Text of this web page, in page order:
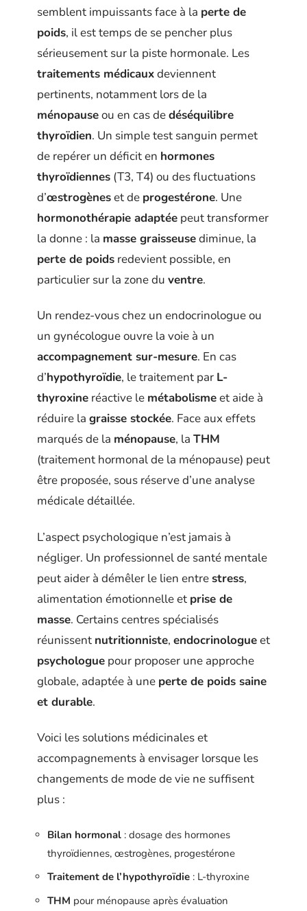
semblent impuissants face à la perte de
poids, il est temps de se pencher plus
sérieusement sur la piste hormonale. Les
traitements médicauxdeviennent
pertinents, notamment lors de la
ménopauseou en cas dedéséquilibre
thyroïdien. Un simple test sanguin permet
de repérer un déficit en hormones
thyroïdiennes (T3, T4) ou des fluctuations
d’œstrogèneset de progestérone. Une
hormonothérapie adaptée peut transformer
la donne : la masse graisseusediminue, la
perte de poids redevient possible, en
particulier sur la zone du ventre.
Un rendez-vous chez un endocrinologue ou
un gynécologue ouvre la voie à un
accompagnement sur-mesure. En cas
d’hypothyroïdie, le traitement par L-
thyroxine réactive le métabolismeet aide à
réduire la graisse stockée. Face aux effets
marqués de la ménopause, la THM
(traitement hormonal de la ménopause) peut
être proposée, sous réserve d’une analyse
médicale détaillée.
L’aspect psychologique n’est jamais à
négliger. Un professionnel de santé mentale
peut aider à démêler le lien entrestress,
alimentation émotionnelle et prise de
masse. Certains centres spécialisés
réunissent nutritionniste, endocrinologueet
psychologue pour proposer une approche
globale, adaptée à une perte de poids saine
et durable.
Voici les solutions médicinales et
accompagnements à envisager lorsque les
changements de mode de vie ne suffisent
plus :
Bilan hormonal : dosage des hormones
thyroïdiennes, œstrogènes, progestérone
Traitement de l’hypothyroïdie : L-thyroxine
THM pour ménopause après évaluation